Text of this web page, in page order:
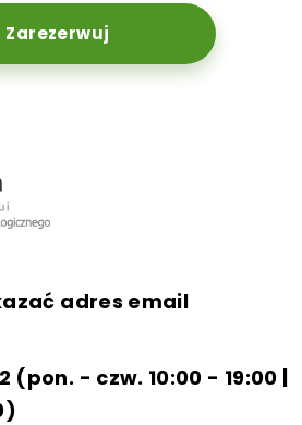
Zarezerwuj
adres email
(pon. - czw. 10:00 - 19:00 |